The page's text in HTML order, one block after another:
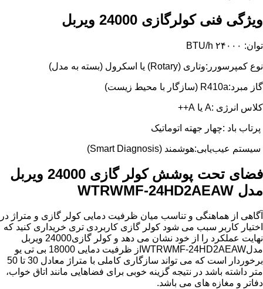
ویژگی فنی کولرگازی 24000 ویربل
توان: ۲۴۰۰۰ BTU/h
نوع کمپرسورر:وتاری (Rotary) یا اسکرول (بسته به مدل)
گاز مبرد:R410a (سازگار با محیط زیست)
کلاس انرژی :A یا A++
پرتاب باد :چهار جهته اتوماتیک
سیستم عیب‌یابی:هوشمند (Smart Diagnosis)
فضای تحت پوشش کولر گازی 24000 ویربل
مدل WTRWMF-24HD2AEAW
آگاهی از هماهنگی و تناسب میان ظرفیت دمایی کولر گازی و متراژ در
اختیار کاربر سبب می شود کولر گازی کاربردی تری خریداری کنید که
نهایت عملکرد را از خود نشان می دهد و کولر گازی24000 ویربل
مدلWTRWMF-24HD2AEAWاز ظرفیت دمایی 18000 بی تی یو
برخوردار است که می تواند سازگاری کاملی با متراژ معادل 30 تا 50
متر داشته باشد در نتیجه گزینه خوبی برای فضاهایی مانند اتاق خواب،
دفاتر و مغازه های می باشد.